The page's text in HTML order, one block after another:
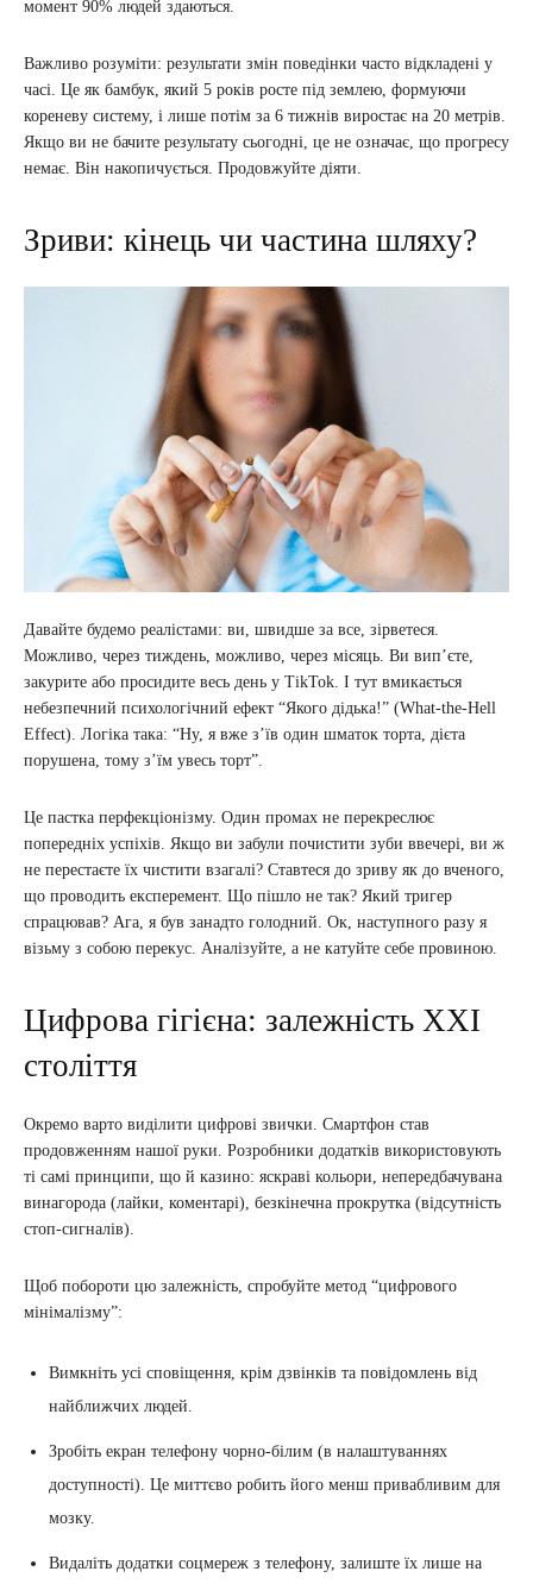
момент 90% людей здаються.
Важливо розуміти: результати змін поведінки часто відкладені у
часі. Це як бамбук, який 5 років росте під землею, формуючи
кореневу систему, і лише потім за 6 тижнів виростає на 20 метрів.
Якщо ви не бачите результату сьогодні, це не означає, що прогресу
немає. Він накопичується. Продовжуйте діяти.
Зриви: кінець чи частина шляху?
Давайте будемо реалістами: ви, швидше за все, зірветеся.
Можливо, через тиждень, можливо, через місяць. Ви вип’єте,
закурите або просидите весь день у TikTok. І тут вмикається
небезпечний психологічний ефект “Якого дідька!” (What-the-Hell
Effect). Логіка така: “Ну, я вже з’їв один шматок торта, дієта
порушена, тому з’їм увесь торт”.
Це пастка перфекціонізму. Один промах не перекреслює
попередніх успіхів. Якщо ви забули почистити зуби ввечері, ви ж
не перестаєте їх чистити взагалі? Ставтеся до зриву як до вченого,
що проводить експеремент. Що пішло не так? Який тригер
спрацював? Ага, я був занадто голодний. Ок, наступного разу я
візьму з собою перекус. Аналізуйте, а не катуйте себе провиною.
Цифрова гігієна: залежність XXI
століття
Окремо варто виділити цифрові звички. Смартфон став
продовженням нашої руки. Розробники додатків використовують
ті самі принципи, що й казино: яскраві кольори, непередбачувана
винагорода (лайки, коментарі), безкінечна прокрутка (відсутність
стоп-сигналів).
Щоб побороти цю залежність, спробуйте метод “цифрового
мінімалізму”:
Вимкніть усі сповіщення, крім дзвінків та повідомлень від
найближчих людей.
Зробіть екран телефону чорно-білим (в налаштуваннях
доступності). Це миттєво робить його менш привабливим для
мозку.
Видаліть додатки соцмереж з телефону, залиште їх лише на